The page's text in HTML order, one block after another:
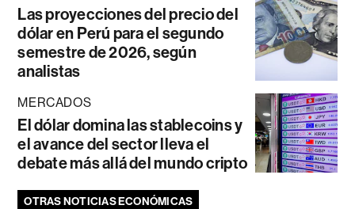
Las proyecciones del precio del
dólar en Perú para el segundo
semestre de 2026, según
analistas
MERCADOS
El dólar domina las stablecoins y
el avance del sector lleva el
debate más allá del mundo cripto
OTRAS NOTICIAS ECONÓMICAS